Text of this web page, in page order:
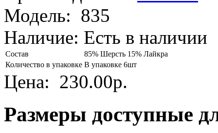
Модель: 835
Наличие: Есть в наличии
Состав
85% Шерсть 15% Лайкра
Количество в упаковке В упаковке 6шт
Цена: 230.00р.
Размеры доступные